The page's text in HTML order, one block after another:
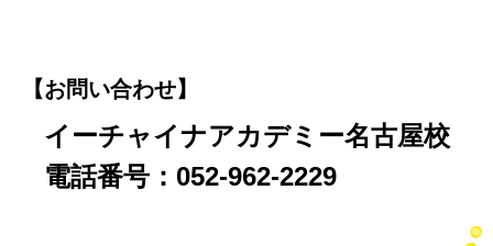
【お問い合わせ】
イーチャイナアカデミー名古屋校
電話番号：052-962-2229